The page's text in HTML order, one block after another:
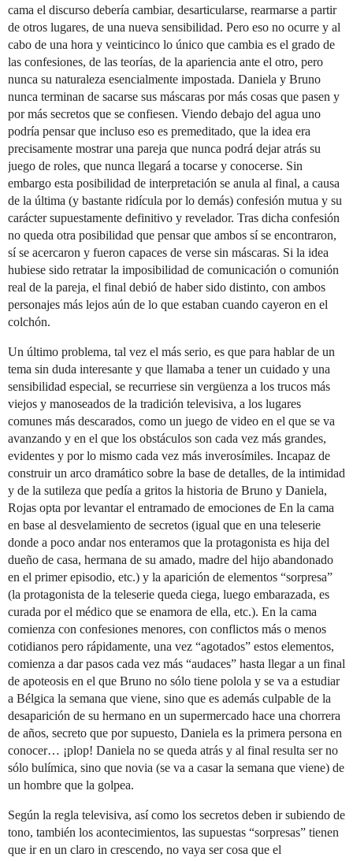
cama el discurso debería cambiar, desarticularse, rearmarse a partir
de otros lugares, de una nueva sensibilidad. Pero eso no ocurre y al
cabo de una hora y veinticinco lo único que cambia es el grado de
las confesiones, de las teorías, de la apariencia ante el otro, pero
nunca su naturaleza esencialmente impostada. Daniela y Bruno
nunca terminan de sacarse sus máscaras por más cosas que pasen y
por más secretos que se confiesen. Viendo debajo del agua uno
podría pensar que incluso eso es premeditado, que la idea era
precisamente mostrar una pareja que nunca podrá dejar atrás su
juego de roles, que nunca llegará a tocarse y conocerse. Sin
embargo esta posibilidad de interpretación se anula al final, a causa
de la última (y bastante ridícula por lo demás) confesión mutua y su
carácter supuestamente definitivo y revelador. Tras dicha confesión
no queda otra posibilidad que pensar que ambos sí se encontraron,
sí se acercaron y fueron capaces de verse sin máscaras. Si la idea
hubiese sido retratar la imposibilidad de comunicación o comunión
real de la pareja, el final debió de haber sido distinto, con ambos
personajes más lejos aún de lo que estaban cuando cayeron en el
colchón.
Un último problema, tal vez el más serio, es que para hablar de un
tema sin duda interesante y que llamaba a tener un cuidado y una
sensibilidad especial, se recurriese sin vergüenza a los trucos más
viejos y manoseados de la tradición televisiva, a los lugares
comunes más descarados, como un juego de video en el que se va
avanzando y en el que los obstáculos son cada vez más grandes,
evidentes y por lo mismo cada vez más inverosímiles. Incapaz de
construir un arco dramático sobre la base de detalles, de la intimidad
y de la sutileza que pedía a gritos la historia de Bruno y Daniela,
Rojas opta por levantar el entramado de emociones de En la cama
en base al desvelamiento de secretos (igual que en una teleserie
donde a poco andar nos enteramos que la protagonista es hija del
dueño de casa, hermana de su amado, madre del hijo abandonado
en el primer episodio, etc.) y la aparición de elementos “sorpresa”
(la protagonista de la teleserie queda ciega, luego embarazada, es
curada por el médico que se enamora de ella, etc.). En la cama
comienza con confesiones menores, con conflictos más o menos
cotidianos pero rápidamente, una vez “agotados” estos elementos,
comienza a dar pasos cada vez más “audaces” hasta llegar a un final
de apoteosis en el que Bruno no sólo tiene polola y se va a estudiar
a Bélgica la semana que viene, sino que es además culpable de la
desaparición de su hermano en un supermercado hace una chorrera
de años, secreto que por supuesto, Daniela es la primera persona en
conocer… ¡plop! Daniela no se queda atrás y al final resulta ser no
sólo bulímica, sino que novia (se va a casar la semana que viene) de
un hombre que la golpea.
Según la regla televisiva, así como los secretos deben ir subiendo de
tono, también los acontecimientos, las supuestas “sorpresas” tienen
que ir en un claro in crescendo, no vaya ser cosa que el